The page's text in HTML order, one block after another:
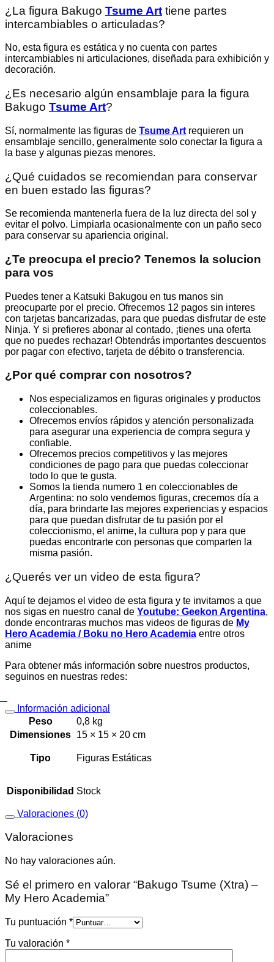
¿La figura Bakugo Tsume Art tiene partes
intercambiables o articuladas?
No, esta figura es estática y no cuenta con partes
intercambiables ni articulaciones, diseñada para exhibición y
decoración.
¿Es necesario algún ensamblaje para la figura
Bakugo Tsume Art?
Sí, normalmente las figuras de Tsume Art requieren un
ensamblaje sencillo, generalmente solo conectar la figura a
la base y algunas piezas menores.
¿Qué cuidados se recomiendan para conservar
en buen estado las figuras?
Se recomienda mantenerla fuera de la luz directa del sol y
evitar el polvo. Limpiarla ocasionalmente con un paño seco
para conservar su apariencia original.
¿Te preocupa el precio? Tenemos la solucion
para vos
Puedes tener a Katsuki Bakugou en tus manos sin
preocuparte por el precio. Ofrecemos 12 pagos sin interes
con tarjetas bancarizadas, para que puedas disfrutar de este
Ninja. Y si prefieres abonar al contado, ¡tienes una oferta
que no puedes rechazar! Obtendrás importantes descuentos
por pagar con efectivo, tarjeta de débito o transferencia.
¿Por qué comprar con nosotros?
Nos especializamos en figuras originales y productos
coleccionables.
Ofrecemos envíos rápidos y atención personalizada
para asegurar una experiencia de compra segura y
confiable.
Ofrecemos precios competitivos y las mejores
condiciones de pago para que puedas coleccionar
todo lo que te gusta.
Somos la tienda numero 1 en coleccionables de
Argentina: no solo vendemos figuras, crecemos día a
día, para brindarte las mejores experiencias y espacios
para que puedan disfrutar de tu pasión por el
coleccionismo, el anime, la cultura pop y para que
puedas encontrarte con personas que comparten la
misma pasión.
¿Querés ver un video de esta figura?
Aquí te dejamos el video de esta figura y te invitamos a que
nos sigas en nuestro canal de Youtube: Geekon Argentina,
donde encontraras muchos mas videos de figuras de My
Hero Academia / Boku no Hero Academia entre otros
anime
Para obtener más información sobre nuestros productos,
seguinos en nuestras redes:
Información adicional
Peso
0,8 kg
Dimensiones 15 × 15 × 20 cm
Tipo Figuras Estáticas
Disponibilidad Stock
Valoraciones (0)
Valoraciones
No hay valoraciones aún.
Sé el primero en valorar “Bakugo Tsume (Xtra) –
My Hero Academia”
Tu puntuación *
Tu valoración *